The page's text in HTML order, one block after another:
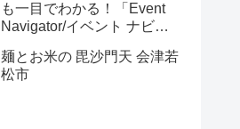
も一目でわかる！「Event
Navigator/イベント ナビゲ
麺とお米の 毘沙門天 会津若
松市